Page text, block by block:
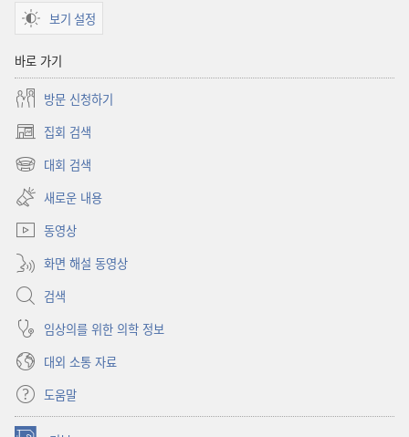
보기 설정
바로 가기
방문 신청하기
집회 검색
(새로운
창
대회 검색
(새로운
창
열기)
새로운 내용
동영상
화면 해설 동영상
검색
임상의를 위한 의학 정보
대외 소통 자료
도움말